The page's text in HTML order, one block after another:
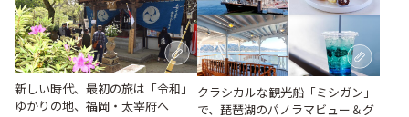
新しい時代、最初の旅は「令和」
ゆかりの地、福岡・太宰府へ
クラシカルな観光船「ミシガン」
で、琵琶湖のパノラマビュー＆グ